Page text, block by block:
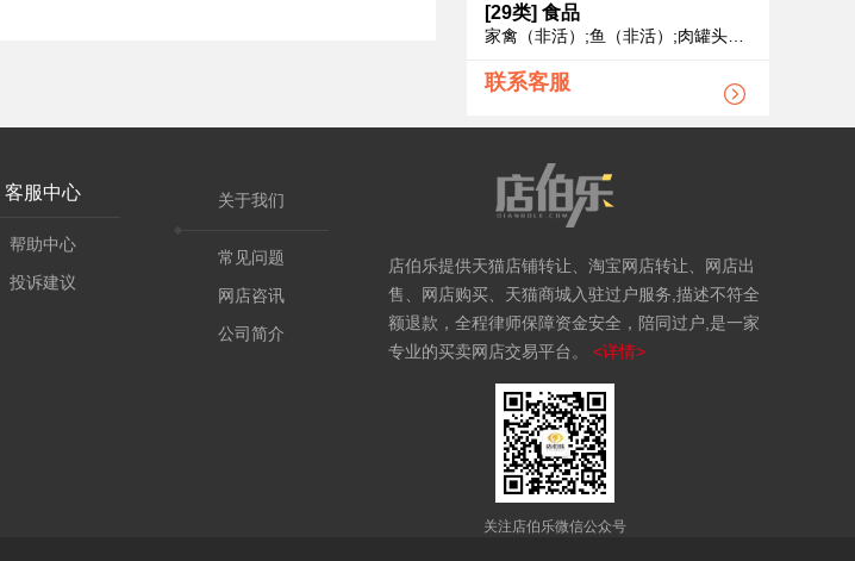
[29类] 食品
家禽（非活）;鱼（非活）;肉罐头;果酱;腌制蔬菜;蛋;牛奶;食用油;加工过的坚果;干食用菌
联系客服
客服中心
帮助中心
投诉建议
关于我们
常见问题
网店咨讯
公司简介
店伯乐提供天猫店铺转让、淘宝网店转让、网店出
售、网店购买、天猫商城入驻过户服务,描述不符全
额退款，全程律师保障资金安全，陪同过户,是一家
专业的买卖网店交易平台。 <详情>
关注店伯乐微信公众号